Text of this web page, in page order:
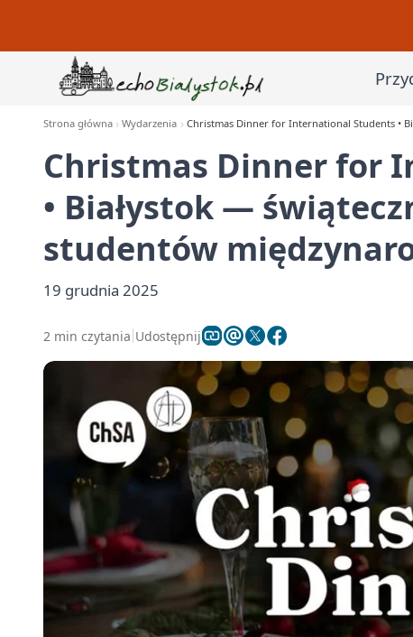
Strona główna Wydarzenia Christmas Dinner for International Students •
Christmas Dinner for
• Białystok —
studentów
19 grudnia 2025
2 min czytania Udostępnij